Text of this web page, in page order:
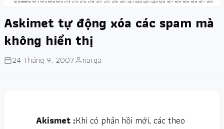
Askimet tự động xóa các spam mà
không hiển thị
24 Tháng 9, 2007 narga
Akismet :Khi có phản hồi mới, các theo